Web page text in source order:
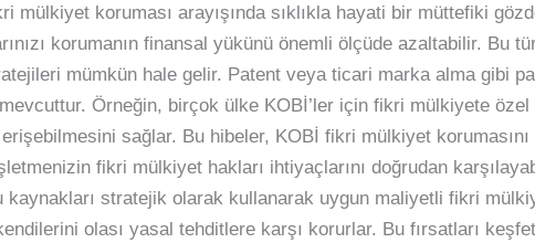
mülkiyet koruması arayışında sıklıkla hayati bir müttefiki
korumanın finansal yükünü önemli ölçüde azaltabilir. Bu
mümkün hale gelir. Patent veya ticari marka alma gibi
Örneğin, birçok ülke KOBİ’ler için fikri mülkiyete
sağlar. Bu hibeler, KOBİ fikri mülkiyet
fikri mülkiyet hakları ihtiyaçlarını doğrudan
kaynakları stratejik olarak kullanarak uygun maliyetli fikri
olası yasal tehditlere karşı korurlar. Bu fırsatları